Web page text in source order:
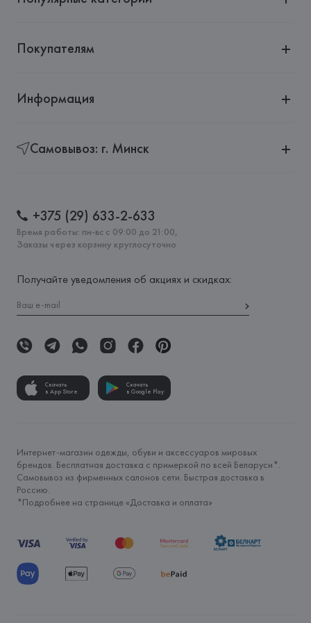
Покупателям
Информация
Самовывоз: г. Минск
+375 (29) 633-2-633
Время работы: пн-вс с 09:00 до 21:00,
Заказы через корзину круглосуточно
Получайте уведомления об акциях и скидках:
Скачать
в App Store
Скачать
в Google Play
Интернет-магазин одежды, обуви и аксессуаров мировых
брендов. Бесплатная доставка с примеркой по всей Беларуси*.
Самовывоз из фирменных салонов сети. Быстрая доставка в
Россию.
*Подробнее на странице «Доставка и оплата»